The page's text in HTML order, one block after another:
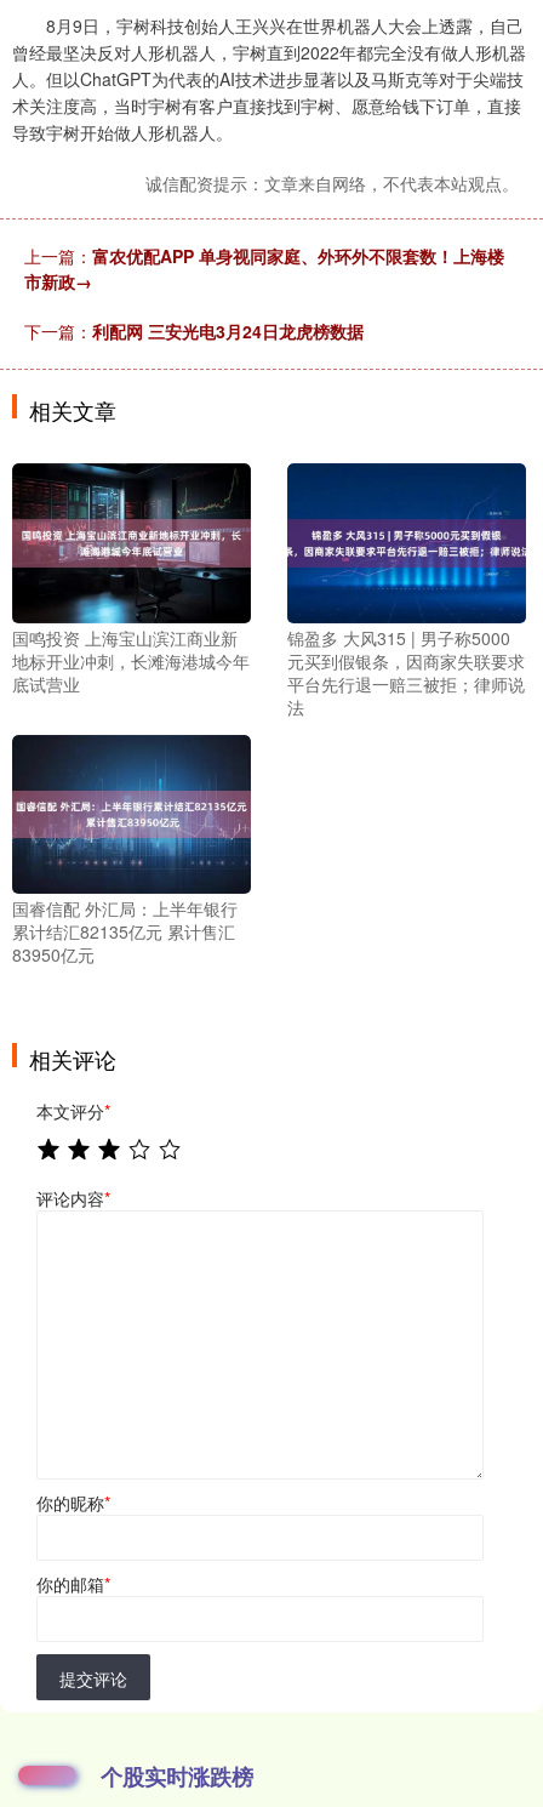
8月9日，宇树科技创始人王兴兴在世界机器人大会上透露，自己
曾经最坚决反对人形机器人，宇树直到2022年都完全没有做人形机器
人。但以ChatGPT为代表的AI技术进步显著以及马斯克等对于尖端技
术关注度高，当时宇树有客户直接找到宇树、愿意给钱下订单，直接
导致宇树开始做人形机器人。
诚信配资提示：文章来自网络，不代表本站观点。
上一篇： 富农优配APP 单身视同家庭、外环外不限套数！上海楼
市新政→
下一篇： 利配网 三安光电3月24日龙虎榜数据
相关文章
国鸣投资 上海宝山滨江商业新
地标开业冲刺，长滩海港城今年
底试营业
锦盈多 大风315 | 男子称5000
元买到假银条，因商家失联要求
平台先行退一赔三被拒；律师说
法
国睿信配 外汇局：上半年银行
累计结汇82135亿元 累计售汇
83950亿元
相关评论
本文评分*
评论内容*
你的昵称*
你的邮箱*
提交评论
个股实时涨跌榜